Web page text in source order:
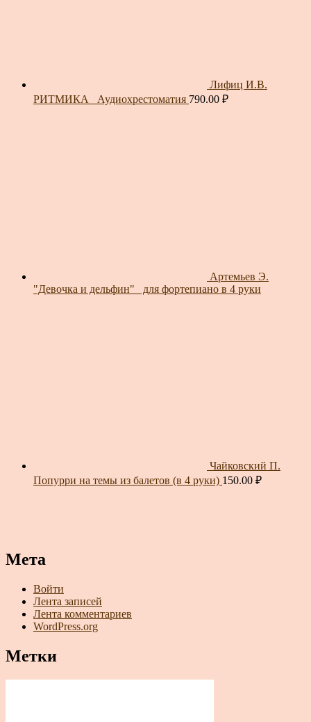
Лифиц И.В.
РИТМИКА_ Аудиохрестоматия 790.00 ₽
Артемьев Э.
"Девочка и дельфин"_ для фортепиано в 4 руки
Чайковский П.
Попурри на темы из балетов (в 4 руки) 150.00 ₽
Мета
Войти
Лента записей
Лента комментариев
WordPress.org
Метки